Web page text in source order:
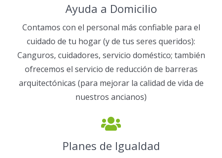
Ayuda a Domicilio
Contamos con el personal más confiable para el
cuidado de tu hogar (y de tus seres queridos):
Canguros, cuidadores, servicio doméstico; también
ofrecemos el servicio de reducción de barreras
arquitectónicas (para mejorar la calidad de vida de
nuestros ancianos)
Planes de Igualdad